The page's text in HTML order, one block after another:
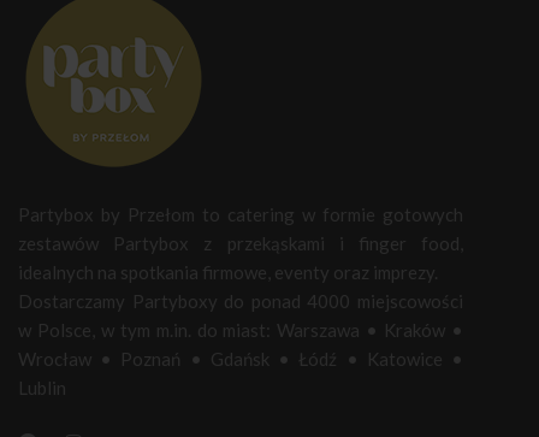
Partybox by Przełom to catering w formie gotowych
zestawów Partybox z przekąskami i finger food,
idealnych na spotkania firmowe, eventy oraz imprezy.
Dostarczamy Partyboxy do ponad 4000 miejscowości
w Polsce, w tym m.in. do miast: Warszawa • Kraków •
Wrocław • Poznań • Gdańsk • Łódź • Katowice •
Lublin